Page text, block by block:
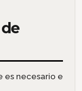
es necesario e